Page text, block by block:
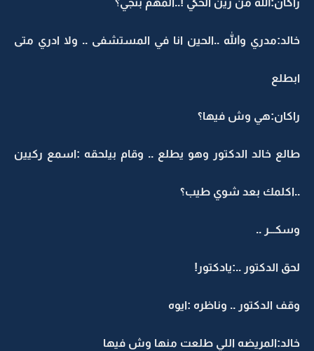
راكان:الله من زين الحكي !..المهم بتجي؟
خالد:مدري والله ..الحين انا في المستشفى .. ولا ادري متى
ابطلع
راكان:هي وش فيها؟
طالع خالد الدكتور وهو يطلع .. وقام بيلحقه :اسمع ركيين
..اكلمك بعد شوي طيب؟
وسكـــر ..
لحق الدكتور ..:يادكتور!
وقف الدكتور .. وناظره :ايوه
خالد:المريضه اللي طلعت منها وش فيها